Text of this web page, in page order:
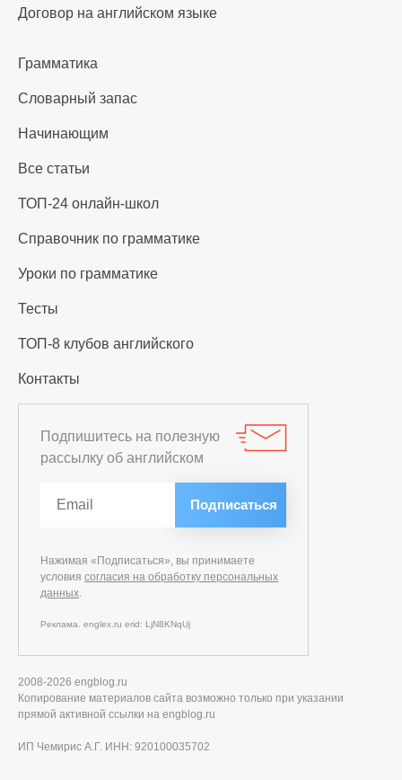
Договор на английском языке
Грамматика
Словарный запас
Начинающим
Все статьи
ТОП-24 онлайн-школ
Справочник по грамматике
Уроки по грамматике
Тесты
ТОП-8 клубов английского
Контакты
Подпишитесь на полезную
рассылку об английском
Нажимая «Подписаться», вы принимаете
условия согласия на обработку персональных
данных.
Реклама. englex.ru erid: LjN8KNqUj
2008-2026 engblog.ru
Копирование материалов сайта возможно только при указании
прямой активной ссылки на engblog.ru
ИП Чемирис А.Г. ИНН: 920100035702